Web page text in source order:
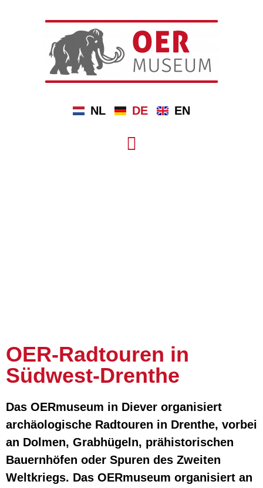
NL DE EN
OER-Radtouren in
Südwest-Drenthe
Das OERmuseum in Diever organisiert
archäologische Radtouren in Drenthe, vorbei
an Dolmen, Grabhügeln, prähistorischen
Bauernhöfen oder Spuren des Zweiten
Weltkriegs. Das OERmuseum organisiert an